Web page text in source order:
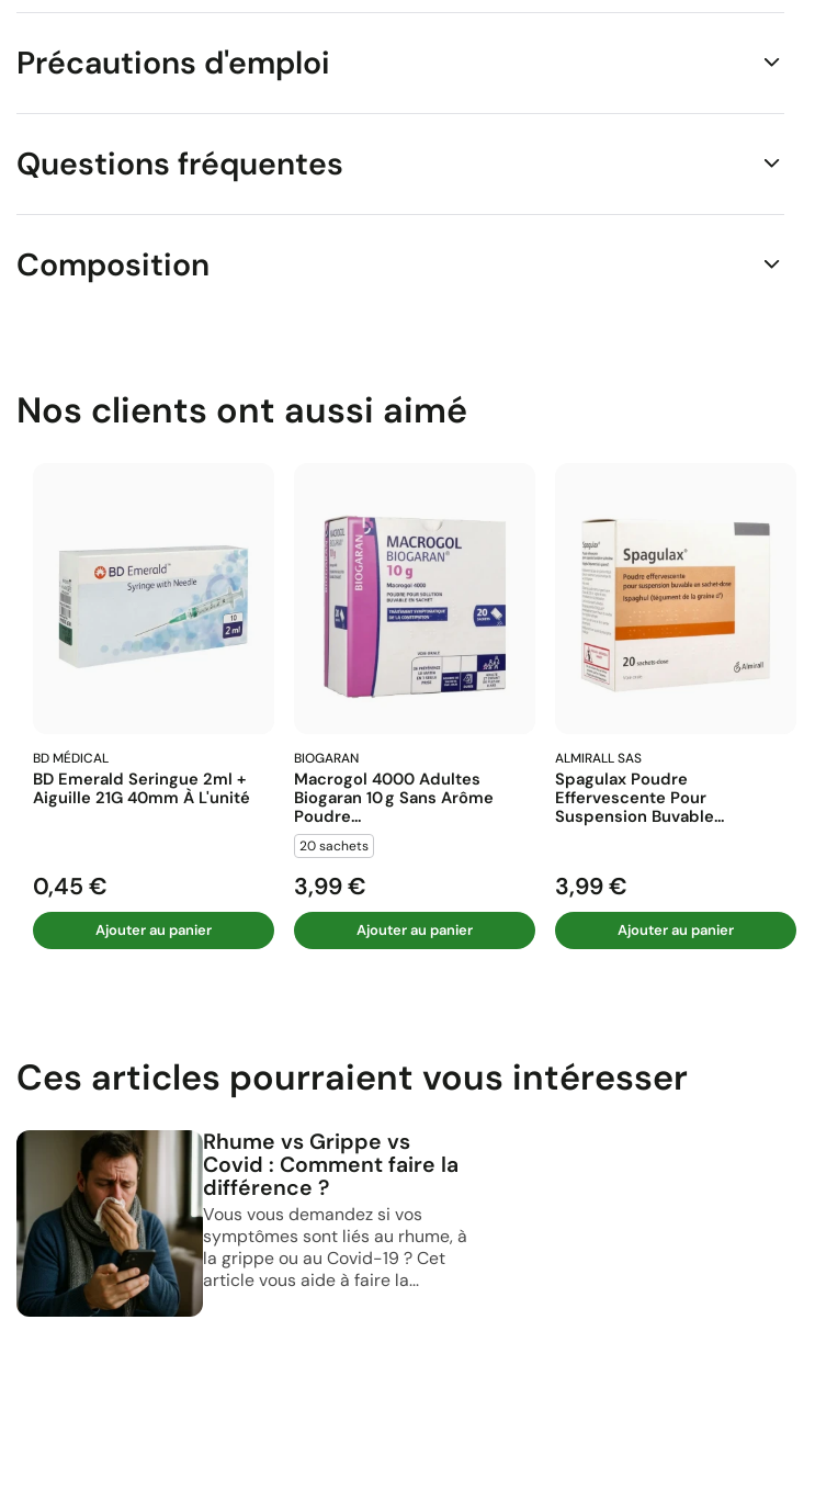
Précautions d'emploi
Questions fréquentes
Composition
Nos clients ont aussi aimé
BD MÉDICAL
BD Emerald Seringue 2ml +
Aiguille 21G 40mm À L'unité
Prix
0,45 €
Ajouter au panier
BIOGARAN
Macrogol 4000 Adultes
Biogaran 10 G Sans Arôme
Poudre...
20 sachets
Prix
3,99 €
Ajouter au panier
ALMIRALL SAS
Spagulax Poudre
Effervescente Pour
Suspension Buvable...
Prix
3,99 €
Ajouter au panier
Ces articles pourraient vous intéresser
Rhume vs Grippe vs
Covid : Comment faire la
différence ?
Vous vous demandez si vos
symptômes sont liés au rhume, à
la grippe ou au Covid-19 ? Cet
article vous aide à faire la...